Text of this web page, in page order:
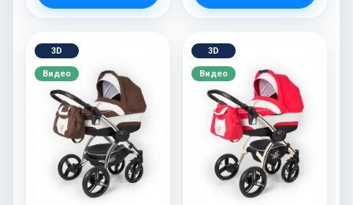
3D
Видео
3D
Видео